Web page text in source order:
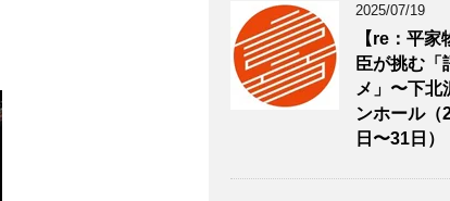
2025/07/19
【re：平
臣が挑む「
メ」〜下北
ンホール（
日〜31日）